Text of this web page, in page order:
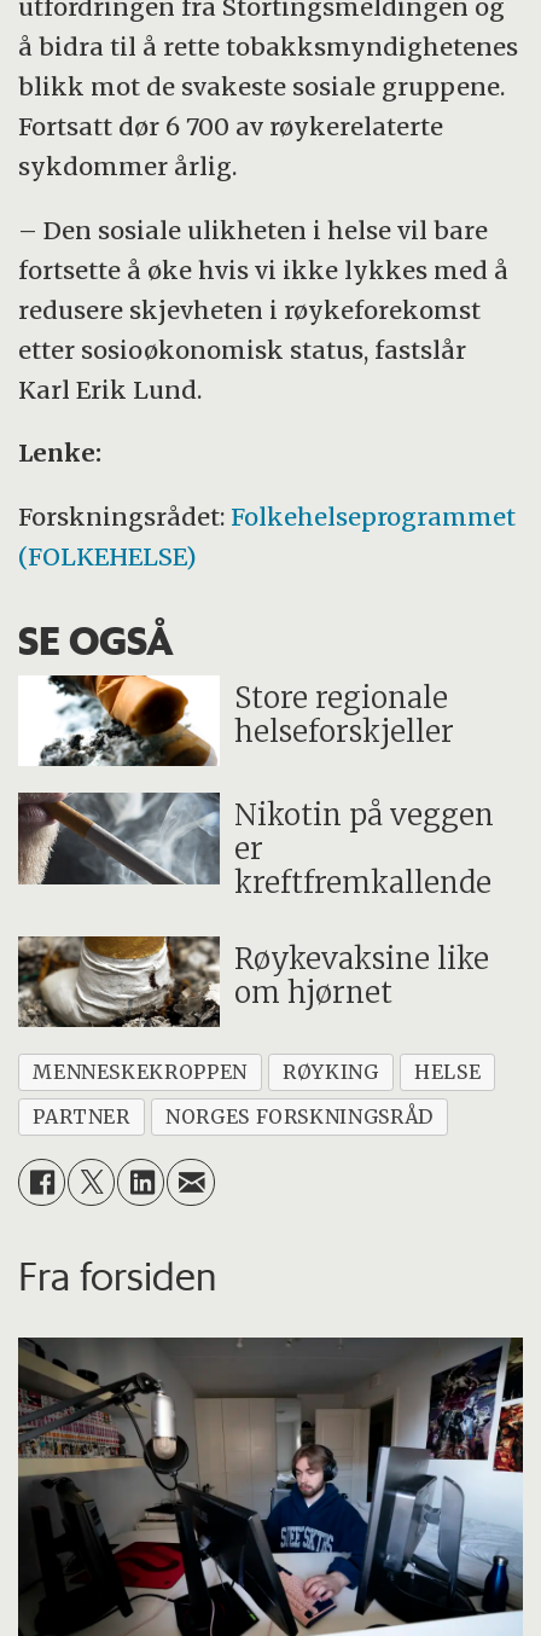
utfordringen fra Stortingsmeldingen og
å bidra til å rette tobakksmyndighetenes
blikk mot de svakeste sosiale gruppene.
Fortsatt dør 6 700 av røykerelaterte
sykdommer årlig.
– Den sosiale ulikheten i helse vil bare
fortsette å øke hvis vi ikke lykkes med å
redusere skjevheten i røykeforekomst
etter sosioøkonomisk status, fastslår
Karl Erik Lund.
Lenke:
Forskningsrådet:Folkehelseprogrammet
(FOLKEHELSE)
SE OGSÅ
Store regionale
helseforskjeller
Nikotin på veggen
er
kreftfremkallende
Røykevaksine like
om hjørnet
MENNESKEKROPPEN RØYKING
HELSE
PARTNER
NORGES FORSKNINGSRÅD
Fra forsiden